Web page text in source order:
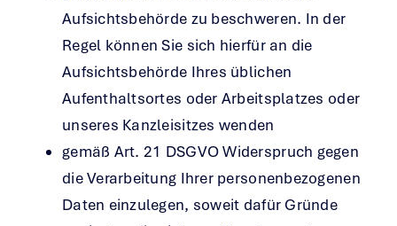
Aufsichtsbehörde zu beschweren. In der
Regel können Sie sich hierfür an die
Aufsichtsbehörde Ihres üblichen
Aufenthaltsortes oder Arbeitsplatzes oder
unseres Kanzleisitzes wenden
gemäß Art. 21 DSGVO Widerspruch gegen
die Verarbeitung Ihrer personenbezogenen
Daten einzulegen, soweit dafür Gründe